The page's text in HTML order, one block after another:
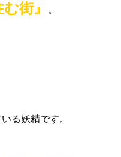
街』 。
る妖精です。